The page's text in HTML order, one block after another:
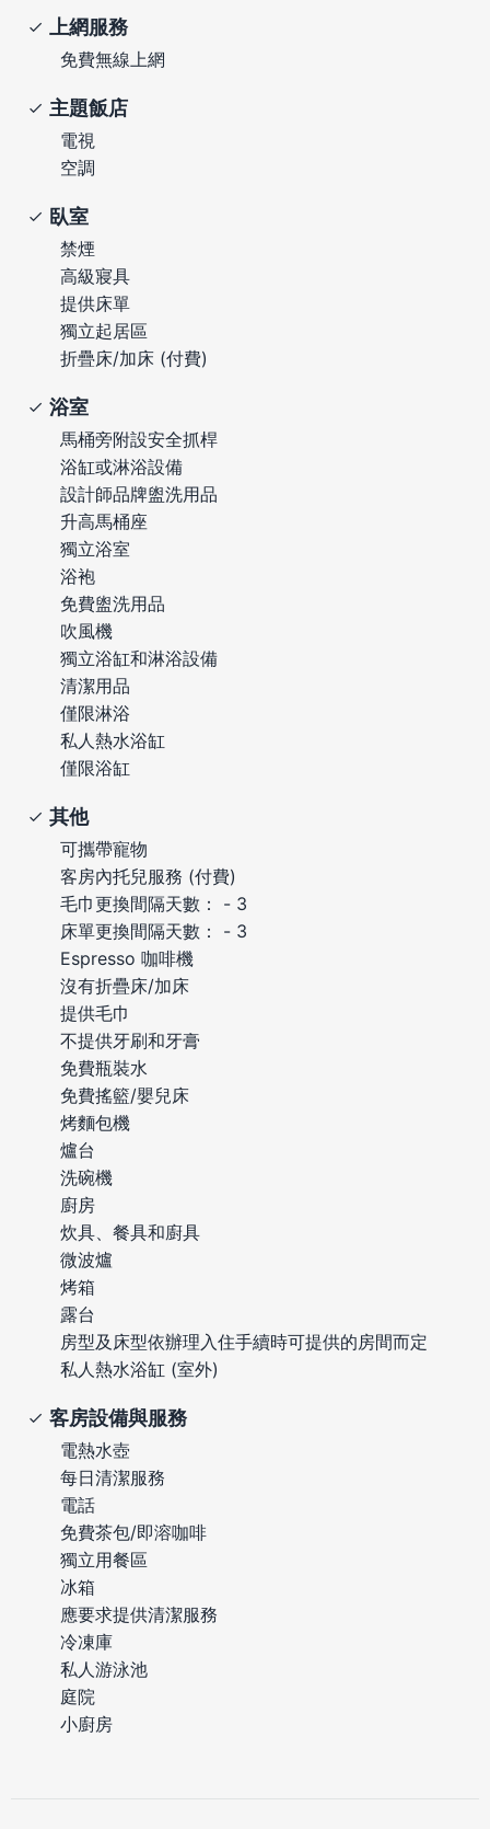
上網服務
免費無線上網
主題飯店
電視
空調
臥室
禁煙
高級寢具
提供床單
獨立起居區
折疊床/加床 (付費)
浴室
馬桶旁附設安全抓桿
浴缸或淋浴設備
設計師品牌盥洗用品
升高馬桶座
獨立浴室
浴袍
免費盥洗用品
吹風機
獨立浴缸和淋浴設備
清潔用品
僅限淋浴
私人熱水浴缸
僅限浴缸
其他
可攜帶寵物
客房內托兒服務 (付費)
毛巾更換間隔天數： - 3
床單更換間隔天數： - 3
Espresso 咖啡機
沒有折疊床/加床
提供毛巾
不提供牙刷和牙膏
免費瓶裝水
免費搖籃/嬰兒床
烤麵包機
爐台
洗碗機
廚房
炊具、餐具和廚具
微波爐
烤箱
露台
房型及床型依辦理入住手續時可提供的房間而定
私人熱水浴缸 (室外)
客房設備與服務
電熱水壺
每日清潔服務
電話
免費茶包/即溶咖啡
獨立用餐區
冰箱
應要求提供清潔服務
冷凍庫
私人游泳池
庭院
小廚房